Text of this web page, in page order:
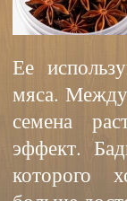
Ее
мяса.
семена
эффект.
которого